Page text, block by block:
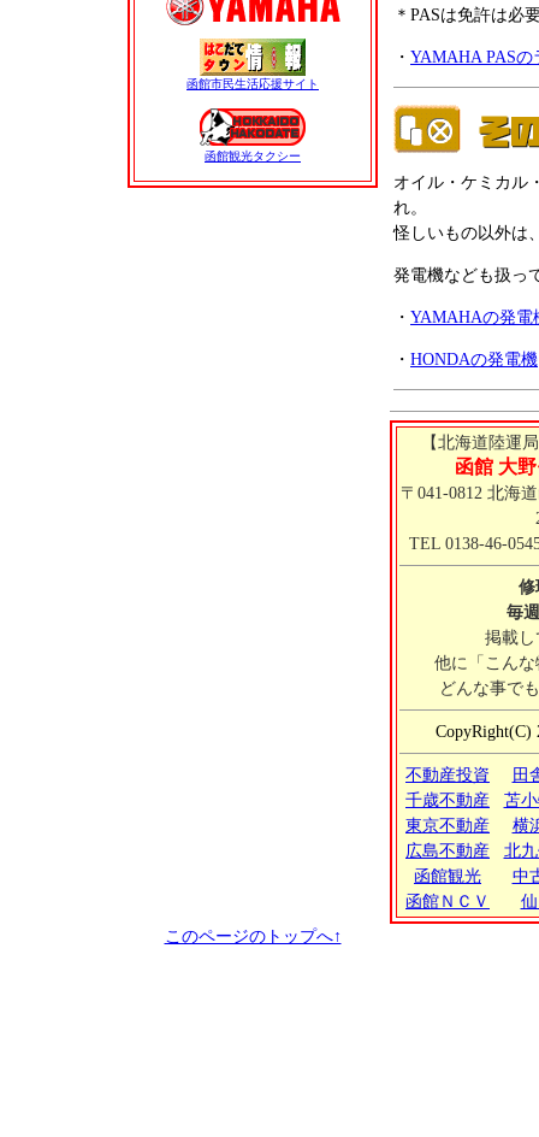
函館市民生活応援サイト
函館観光タクシー
＊PASは免許は必
・ YAMAHA PAS
オイル・ケミカル
れ。
怪しいもの以外は
発電機なども扱っ
・ YAMAHAの発電
・ HONDAの発電機
【北海道陸運
函館 大
〒041-0812 北海
TEL 0138-46-
修
毎
掲載
他に「こん
どんな事で
CopyRight(C)
不動産投資
田
千歳不動産
苫
東京不動産
横
広島不動産
北
函館観光
中
函館ＮＣＶ
このページのトップへ↑